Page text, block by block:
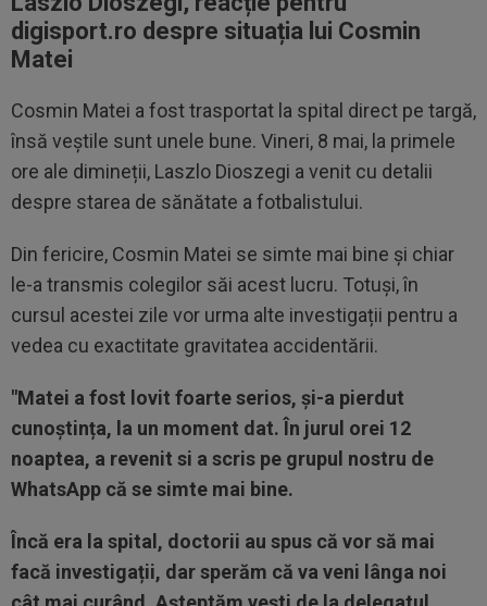
digisport.ro despre situația lui Cosmin
Matei
Cosmin Matei a fost trasportat la spital direct pe targă,
însă veștile sunt unele bune. Vineri, 8 mai, la primele
ore ale dimineții, Laszlo Dioszegi a venit cu detalii
despre starea de sănătate a fotbalistului.
Din fericire, Cosmin Matei se simte mai bine și chiar
le-a transmis colegilor săi acest lucru. Totuși, în
cursul acestei zile vor urma alte investigații pentru a
vedea cu exactitate gravitatea accidentării.
"Matei a fost lovit foarte serios, și-a pierdut
cunoștința, la un moment dat. În jurul orei 12
noaptea, a revenit si a scris pe grupul nostru de
WhatsApp că se simte mai bine.
Încă era la spital, doctorii au spus că vor să mai
facă investigații, dar sperăm că va veni lânga noi